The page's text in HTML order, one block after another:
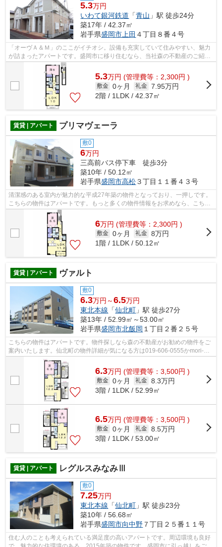
5.3万円
いわて銀河鉄道 「青山 」駅 徒歩24分
築17年 / 42.37㎡
岩手県盛岡市上田 ４丁目８番４号
「オーヴＡ＆Ｍ」のここがイチオシ。設備も充実していて住みやすい、魅力
が詰まったアパートです。盛岡市に移り住むなら、当社森の不動産のご紹介
する物件からどうぞ。お問い合わせは0...
5.3万円 (管理費等：2,300円 )
敷金 0ヶ月 礼金 7.95万円
2階 / 1LDK / 42.37㎡
賃貸 | アパート プリマヴェーラ
敷0
6万円
三高前バス停下車 徒歩3分
築10年 / 50.12㎡
岩手県盛岡市高松３丁目１１番４３号
清潔感のある室内が魅力的な平成27年築の物件となっており、一押しです。
こちらの物件はアパートです。もっと多くの物件情報をお求めなら、こちら
019-606-0555から森の不動産までお電...
6万円 (管理費等：2,300円 )
敷金 0ヶ月 礼金 8万円
1階 / 1LDK / 50.12㎡
賃貸 | アパート ヴァルト
敷0
6.3万円～6.5万円
東北本線 「仙北町 」駅 徒歩27分
築13年 / 52.99㎡～53.00㎡
岩手県盛岡市北飯岡 １丁目２番２５号
こちらの物件はアパートです。物件探しなら森の不動産がお勧めの物件をご
案内いたします。仙北町の物件詳細が気になる方は019-606-0555かmori-
no@f8.dion.ne.jpよりご連絡ください。
6.3万円 (管理費等：3,500円 )
敷金 0ヶ月 礼金 8.3万円
3階 / 1LDK / 52.99㎡
6.5万円 (管理費等：3,500円 )
敷金 0ヶ月 礼金 8.5万円
3階 / 1LDK / 53.00㎡
賃貸 | アパート レグルスみなみⅢ
敷0
7.25万円
東北本線 「仙北町 」駅 徒歩23分
築10年 / 56.68㎡
岩手県盛岡市向中野 ７丁目２５番１１号
住む人のことも考えられている満足度の高いアパートです。周辺環境も良好